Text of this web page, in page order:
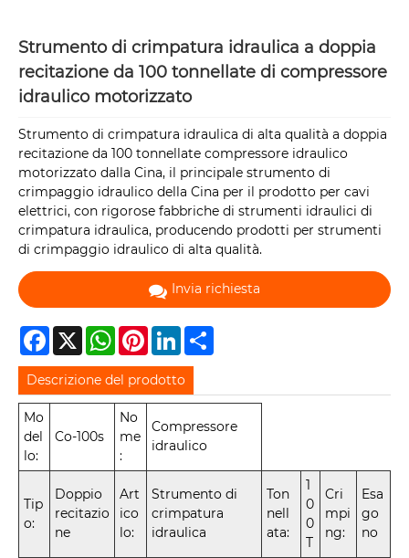
Strumento di crimpatura idraulica a doppia
recitazione da 100 tonnellate di compressore
idraulico motorizzato
Strumento di crimpatura idraulica di alta qualità a doppia
recitazione da 100 tonnellate compressore idraulico
motorizzato dalla Cina, il principale strumento di
crimpaggio idraulico della Cina per il prodotto per cavi
elettrici, con rigorose fabbriche di strumenti idraulici di
crimpatura idraulica, producendo prodotti per strumenti
di crimpaggio idraulico di alta qualità.
Invia richiesta
Facebook
X WhatsAppPinterestLinkedIn
Descrizione del prodotto
Mo
del
lo:
Co-100s
No
me
:
Compressore
idraulico
Tip
o:
Doppio
recitazio
ne
Art
ico
lo:
Strumento di
crimpatura
idraulica
Ton
nell
ata:
1
0
0
T
Cri
mpi
ng:
Esa
go
no